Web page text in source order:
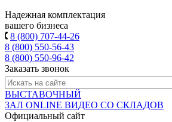
Надежная комплектация
вашего бизнеса
8 (800) 707-44-26
8 (800) 550-56-43
8 (800) 550-96-42
Заказать звонок
ВЫСТАВОЧНЫЙ
ЗАЛ ONLINE ВИДЕО СО СКЛАДОВ
Официальный сайт